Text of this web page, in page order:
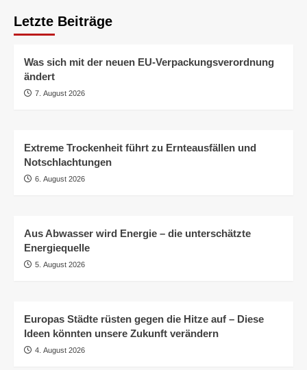
Letzte Beiträge
Was sich mit der neuen EU-Verpackungsverordnung
ändert
7. August 2026
Extreme Trockenheit führt zu Ernteausfällen und
Notschlachtungen
6. August 2026
Aus Abwasser wird Energie – die unterschätzte
Energiequelle
5. August 2026
Europas Städte rüsten gegen die Hitze auf – Diese
Ideen könnten unsere Zukunft verändern
4. August 2026